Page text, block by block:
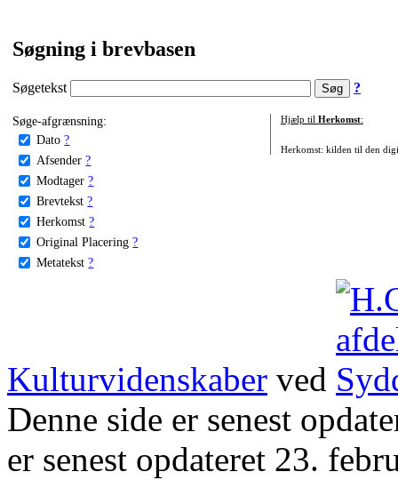
Søgning i brevbasen
Søgetekst ?
Søge-afgrænsning:
Dato ?
Afsender ?
Modtager ?
Brevtekst ?
Herkomst ?
Original Placering ?
Metatekst ?
Hjælp til Herkomst:
Herkomst: kilden til den
Kulturvidenskaber ved
Denne side er senest
er senest opdateret 23.